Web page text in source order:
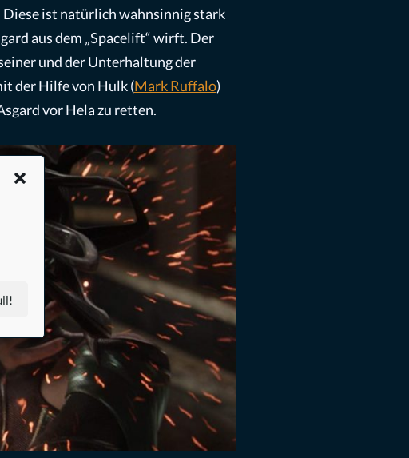
ist natürlich wahnsinnig stark
aus dem „Spacelift“ wirft. Der
und der Unterhaltung der
der Hilfe von Hulk (Mark Ruffalo)
vor Hela zu retten.